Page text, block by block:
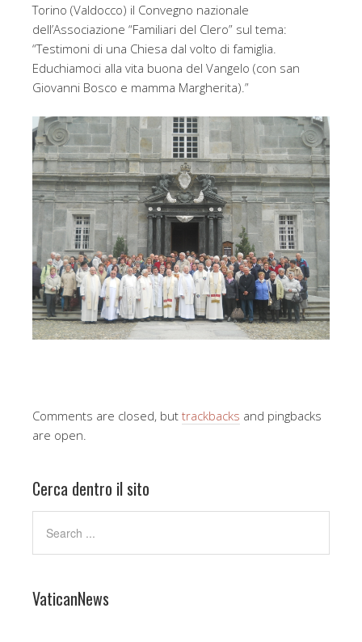
Torino (Valdocco) il Convegno nazionale
dell’Associazione “Familiari del Clero” sul tema:
“Testimoni di una Chiesa dal volto di famiglia.
Educhiamoci alla vita buona del Vangelo (con san
Giovanni Bosco e mamma Margherita).”
Comments are closed, but trackbacks and pingbacks
are open.
Cerca dentro il sito
VaticanNews